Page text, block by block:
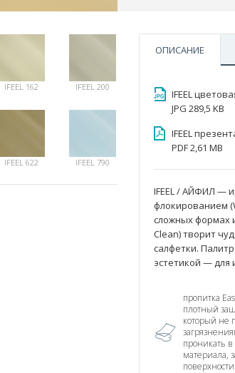
IFEEL 162 IFEEL 200
IFEEL 622 IFEEL 790
ОПИСАНИЕ
IFEEL
JPG 289,5 KB
IFEEL
PDF 2,61 MB
IFEEL / АЙФИЛ —
флокированием
сложных формах
Clean) творит
салфетки.
эстетикой — для
пропитка
плотный
который не
проникать в
материала,
поверхности